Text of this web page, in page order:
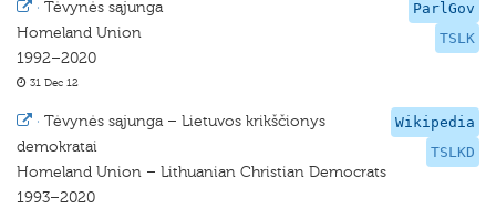
ParlGov
TSLK
· Tėvynės sąjunga
Homeland Union
1992–2020
31 Dec 12
Wikipedia
TSLKD
· Tėvynės sąjunga – Lietuvos krikščionys
demokratai
Homeland Union – Lithuanian Christian Democrats
1993–2020